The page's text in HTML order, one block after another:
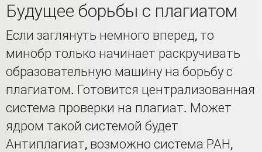
Будущее борьбы с плагиатом
Если заглянуть немного вперед, то
минобр только начинает раскручивать
образовательную машину на борьбу с
плагиатом. Готовится централизованная
система проверки на плагиат. Может
ядром такой системой будет
Антиплагиат, возможно система РАН,